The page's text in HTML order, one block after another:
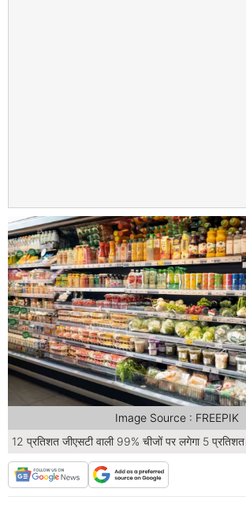
12 प्रतिशत जीएसटी वाली 99% चीजों पर लगेगा 5
Image Source : FREEPIK